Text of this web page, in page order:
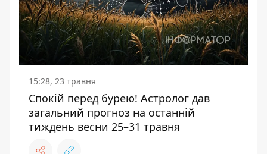
15:28, 23 травня
Спокій перед бурею! Астролог дав
загальний прогноз на останній
тиждень весни 25–31 травня